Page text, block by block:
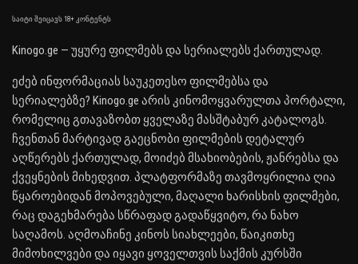
საიტი შეიცავს 18+ კონტენტს
Kinogo.ge — უყურე ფილმებს და სერიალებს ქართულად.
ეძებ ინფორმაციას საუკეთესო ფილმებსა და
სერიალებზე? Kinogo.ge არის კინომოყვარულთა პორტალი,
რომელიც გთავაზობთ ყველაზე მასშტაბურ კატალოგს.
ჩვენთან მარტივად გაეცნობი ფილმების დეტალურ
აღწერებს ქართულად, მოიძებ მსახიობების, ჟანრებსა და
ქვეყნების მიხედვით. პლატფორმაზე თავმოყრილია ღია
წყაროებიდან მოპოვებული, მაღალი ხარისხის ფილმები,
რაც დაგეხმარება სწრაფად გადაწყვიტო, რა ნახო
საღამოს. აღმოაჩინე კინოს სიახლეები, წაიკითხე
მიმოხილვები და იყავი ყოველთვის საქმის კურსში